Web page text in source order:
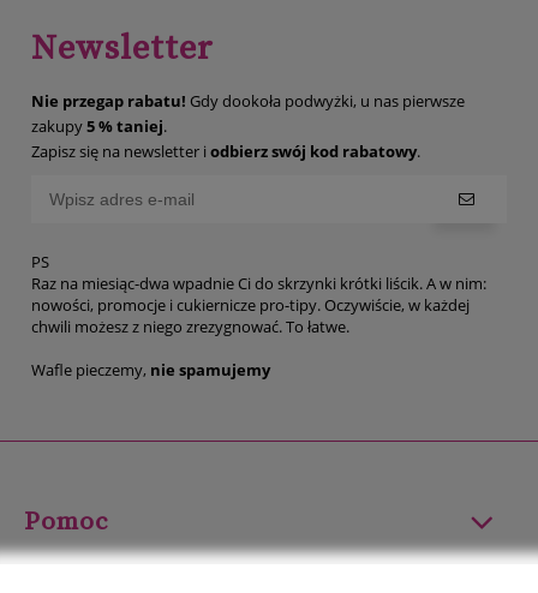
Newsletter
Nie przegap rabatu! Gdy dookoła podwyżki, u nas pierwsze
zakupy5 % taniej.
Zapisz się na newsletter i odbierz swój kod rabatowy.
PS
Raz na miesiąc-dwa wpadnie Ci do skrzynki krótki liścik. A w nim:
nowości, promocje i cukiernicze pro-tipy. Oczywiście, w każdej
chwili możesz z niego zrezygnować. To łatwe.
Wafle pieczemy, nie spamujemy
Pomoc